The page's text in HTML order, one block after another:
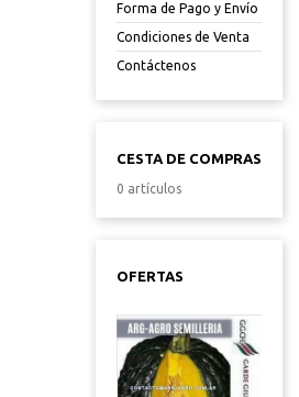
Forma de Pago y Envío
Condiciones de Venta
Contáctenos
CESTA DE COMPRAS
0 artículos
OFERTAS